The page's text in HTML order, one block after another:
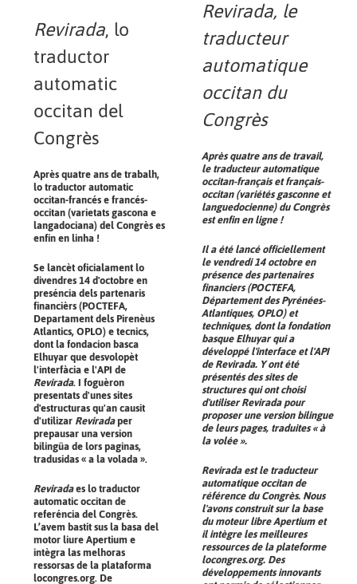
Revirada, lo
traductor
automatic
occitan del
Congrès
Après quatre ans de trabalh,
lo traductor automatic
occitan-francés e francés-
occitan (varietats gascona e
langadociana) del Congrès es
enfin en linha !
Se lancèt oficialament lo
divendres 14 d'octobre en
preséncia dels partenaris
financièrs (POCTEFA,
Departament dels Pirenèus
Atlantics, OPLO) e tecnics,
dont la fondacion basca
Elhuyar que desvolopèt
l'interfàcia e l'API de
Revirada. I foguèron
presentats d'unes sites
d'estructuras qu'an causit
d'utilizar Reviradaper
prepausar una version
bilingüa de lors paginas,
tradusidas « a la volada ».
Reviradaes lo traductor
automatic occitan de
referéncia del Congrès.
L’avem bastit sus la basa del
motor liure Apertium e
intègra las melhoras
ressorsas de la plataforma
locongres.org. De
Revirada, le
traducteur
automatique
occitan du
Congrès
Après quatre ans de travail,
le traducteur automatique
occitan-français et français-
occitan (variétés gasconne et
languedocienne) du Congrès
est enfin en ligne !
Il a été lancé officiellement
le vendredi 14 octobre en
présence des partenaires
financiers (POCTEFA,
Département des Pyrénées-
Atlantiques, OPLO) et
techniques, dont la fondation
basque Elhuyar qui a
développé l'interface et l'API
de Revirada. Y ont été
présentés des sites de
structures qui ont choisi
d'utiliserReviradapour
proposer une version bilingue
de leurs pages, traduites « à
la volée ».
Reviradaest le traducteur
automatique occitan de
référence du Congrès. Nous
l'avons construit sur la base
du moteur libre Apertium et
il intègre les meilleures
ressources de la plateforme
locongres.org. Des
développements innovants